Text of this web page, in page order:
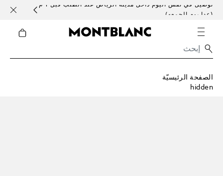
توصيل في نفس اليوم داخل مدينة الرياض عند الطلب قبل 1 م
(عدا يوم الجمعه)
الصفحة الرئيسيّة
hidden